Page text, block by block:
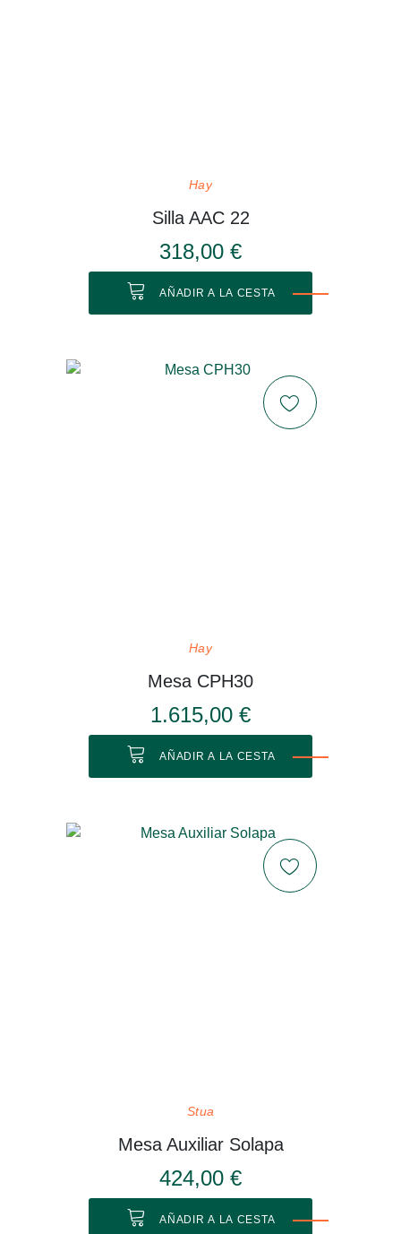
Hay
Silla AAC 22
318,00 €
AÑADIR A LA CESTA
Hay
Mesa CPH30
1.615,00 €
AÑADIR A LA CESTA
Stua
Mesa Auxiliar Solapa
424,00 €
AÑADIR A LA CESTA